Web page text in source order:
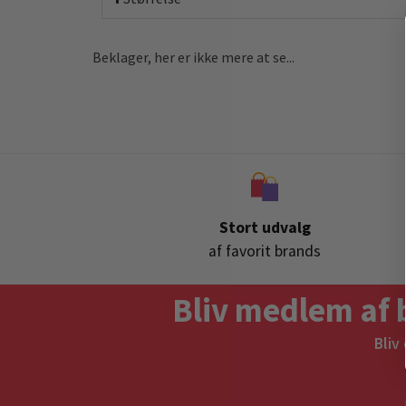
Beklager, her er ikke mere at se...
Stort udvalg
af favorit brands
Bliv medlem af
Bliv